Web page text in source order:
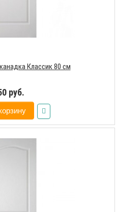
Классик 80 см
руб.